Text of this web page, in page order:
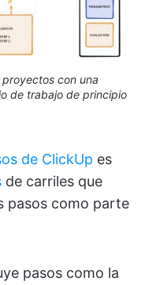
con una
de trabajo de principio
de ClickUp es
de carriles que
pasos como parte
pasos como la